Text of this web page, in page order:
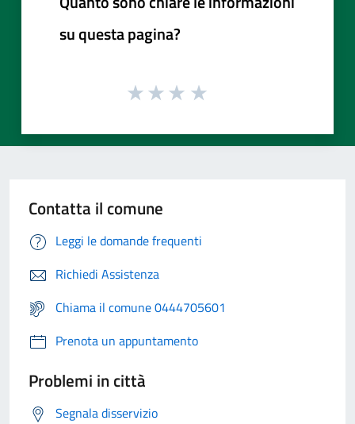
su questa pagina?
Contatta il comune
Leggi le domande frequenti
Richiedi Assistenza
Chiama il comune 0444705601
Prenota un appuntamento
Problemi in città
Segnala disservizio